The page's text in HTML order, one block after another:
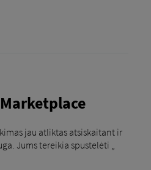
jau atliktas atsiskaitant ir
Jums tereikia spustelėti „